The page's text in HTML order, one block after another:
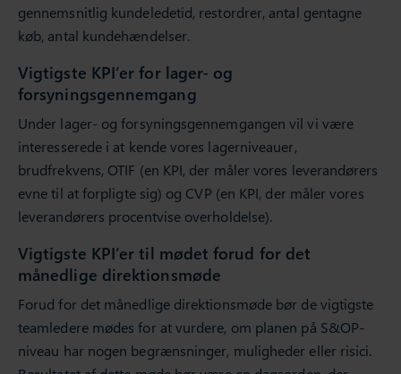
gennemsnitlig kundeledetid, restordrer, antal gentagne
køb, antal kundehændelser.
Vigtigste KPI’er for lager- og
forsyningsgennemgang
Under lager- og forsyningsgennemgangen vil vi være
interesserede i at kende vores lagerniveauer,
brudfrekvens, OTIF (en KPI, der måler vores leverandørers
evne til at forpligte sig) og CVP (en KPI, der måler vores
leverandørers procentvise overholdelse).
Vigtigste KPI’er til mødet forud for det
månedlige direktionsmøde
Forud for det månedlige direktionsmøde bør de vigtigste
teamledere mødes for at vurdere, om planen på S&OP-
niveau har nogen begrænsninger, muligheder eller risici.